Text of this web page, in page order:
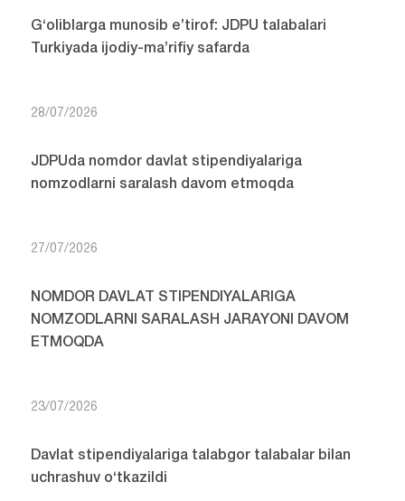
G‘oliblarga munosib e’tirof: JDPU talabalari
Turkiyada ijodiy-ma’rifiy safarda
28/07/2026
JDPUda nomdor davlat stipendiyalariga
nomzodlarni saralash davom etmoqda
27/07/2026
NOMDOR DAVLAT STIPENDIYALARIGA
NOMZODLARNI SARALASH JARAYONI DAVOM
ETMOQDA
23/07/2026
Davlat stipendiyalariga talabgor talabalar bilan
uchrashuv o‘tkazildi